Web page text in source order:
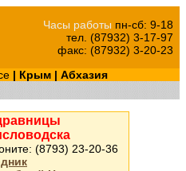
Часы работы пн-сб: 9-18
тел. (87932) 3-17-97
факс: (87932) 3-20-23
| Крым| Абхазия
(8793) 23-20-36